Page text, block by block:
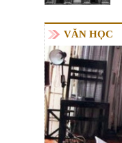
VĂN HỌC